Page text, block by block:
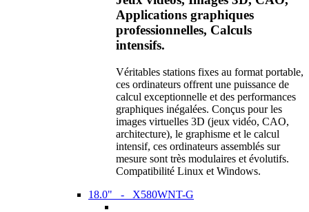
Applications graphiques
professionnelles, Calculs
intensifs.
Véritables stations fixes au format portable,
ces ordinateurs offrent une puissance de
calcul exceptionnelle et des performances
graphiques inégalées. Conçus pour les
images virtuelles 3D (jeux vidéo, CAO,
architecture), le graphisme et le calcul
intensif, ces ordinateurs assemblés sur
mesure sont très modulaires et évolutifs.
Compatibilité Linux et Windows.
18.0" - X580WNT-G